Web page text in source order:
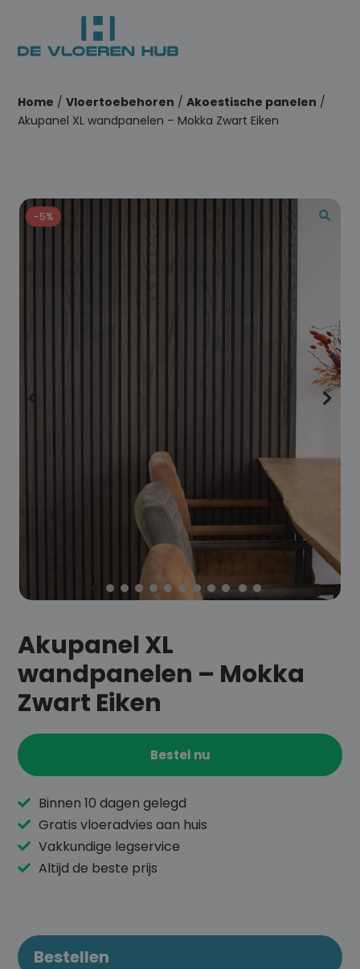
Home /Vloertoebehoren /Akoestische panelen /
Akupanel XL wandpanelen – Mokka Zwart Eiken
-5%
Akupanel XL
wandpanelen – Mokka
Zwart Eiken
Bestel nu
Binnen 10 dagen gelegd
Gratis vloeradvies aan huis
Vakkundige legservice
Altijd de beste prijs
Bestellen